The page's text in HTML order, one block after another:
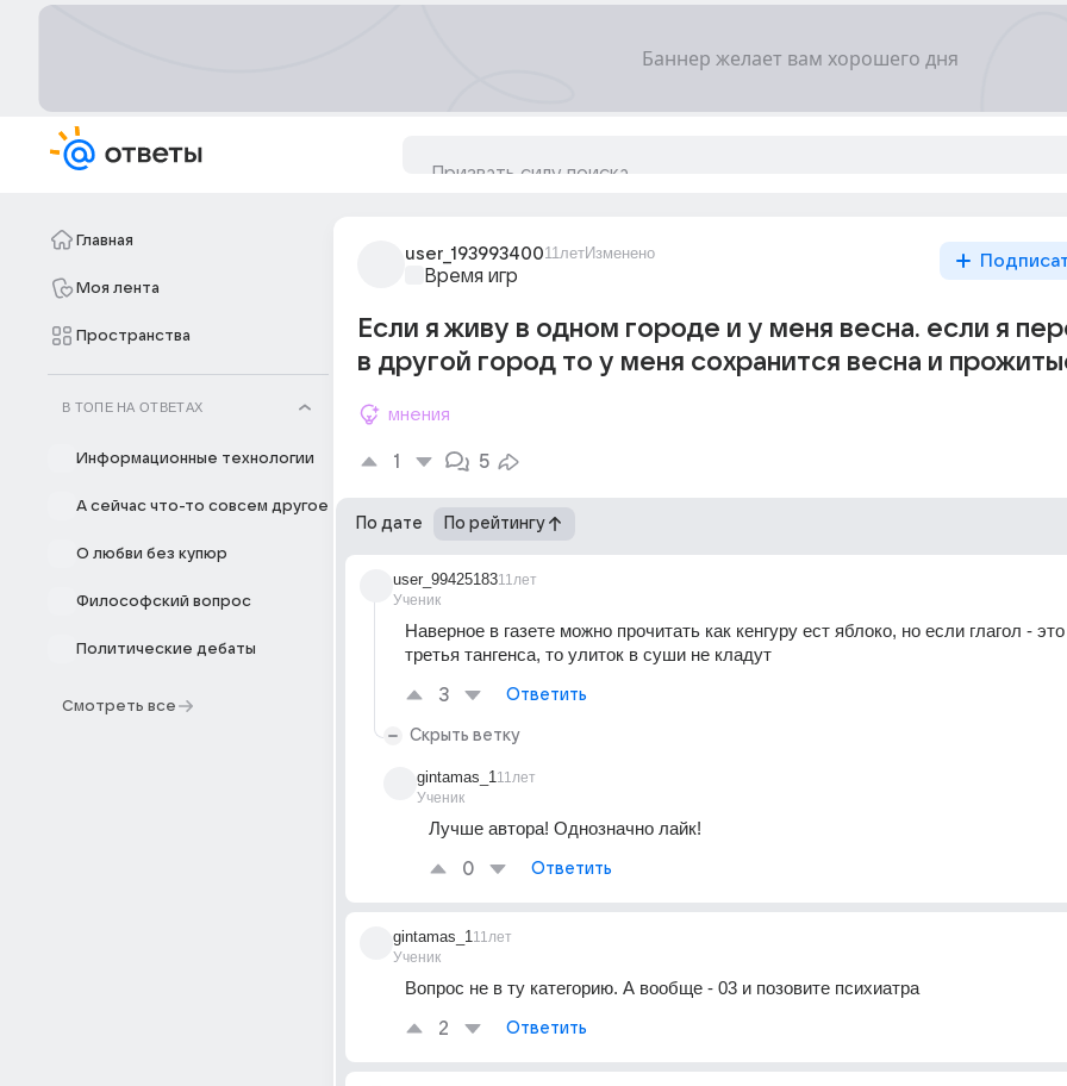
Главная
Моя лента
Пространства
В ТОПЕ НА ОТВЕТАХ
Информационные технологии
А сейчас что-то совсем другое
О любви без купюр
Философский вопрос
Политические дебаты
Смотреть все
user_19399340011летИзменено
Время игр
Если я живу в одном городе и у меня весна. если я
в другой город то у меня сохранится весна и
мнения
1 5
По дате По рейтингу
user_99425183
Ученик
11лет
Наверное в газете можно прочитать как кенгуру ест яблоко, но если глагол -
третья тангенса, то улиток в суши не кладут
3 Ответить
Скрыть ветку
gintamas_1
Ученик
11лет
Лучше автора! Однозначно лайк!
0 Ответить
gintamas_1
Ученик
11лет
Вопрос не в ту категорию. А вообще - 03 и позовите психиатра
2 Ответить